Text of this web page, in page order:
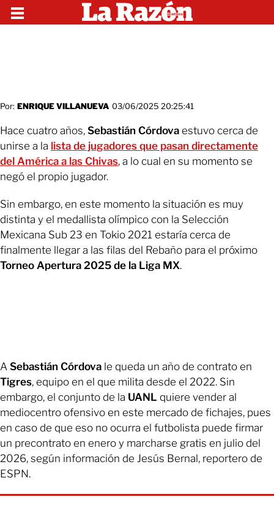
Por: ENRIQUE VILLANUEVA 03/06/2025 20:25:41
Hace cuatro años, Sebastián Córdova estuvo cerca de
unirse a la lista de jugadores que pasan directamente
del América a las Chivas, a lo cual en su momento se
negó el propio jugador.
Sin embargo, en este momento la situación es muy
distinta y el medallista olímpico con la Selección
Mexicana Sub 23 en Tokio 2021 estaría cerca de
finalmente llegar a las filas del Rebaño para el próximo
Torneo Apertura 2025 de la Liga MX.
A Sebastián Córdova le queda un año de contrato en
Tigres, equipo en el que milita desde el 2022. Sin
embargo, el conjunto de la UANL quiere vender al
mediocentro ofensivo en este mercado de fichajes, pues
en caso de que eso no ocurra el futbolista puede firmar
un precontrato en enero y marcharse gratis en julio del
2026, según información de Jesús Bernal, reportero de
ESPN.